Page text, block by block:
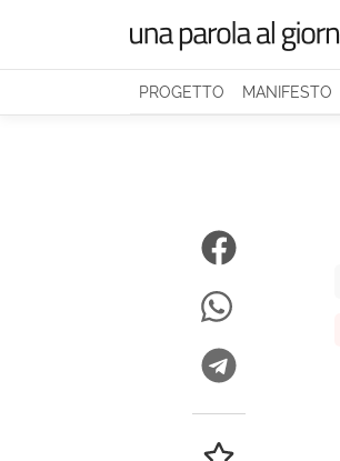
PROGETTO MANIFESTO